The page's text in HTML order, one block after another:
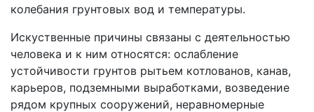
колебания грунтовых вод и температуры.
Искуственные причины связаны с деятельностью
человека и к ним относятся: ослабление
устойчивости грунтов рытьем котлованов, канав,
карьеров, подземными выработками, возведение
рядом крупных сооружений, неравномерные